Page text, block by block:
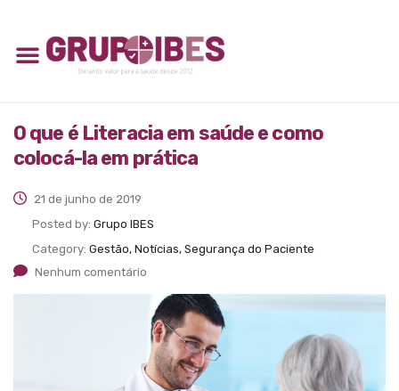
O que é Literacia em saúde e como
colocá-la em prática
21 de junho de 2019
Posted by: Grupo IBES
Category: Gestão, Notícias, Segurança do Paciente
Nenhum comentário